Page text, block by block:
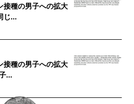
接種の男子への拡大
じ...
接種の男子への拡大
...